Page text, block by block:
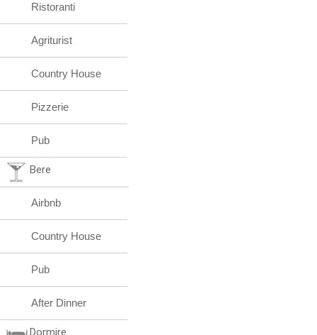
Ristoranti
Agriturist
Country House
Pizzerie
Pub
Bere
Airbnb
Country House
Pub
After Dinner
Dormire